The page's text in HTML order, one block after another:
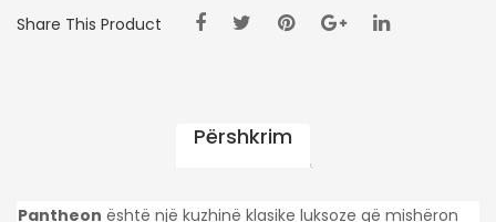
Share This Product
Përshkrim
Pantheon është një kuzhinë klasike luksoze që mishëron